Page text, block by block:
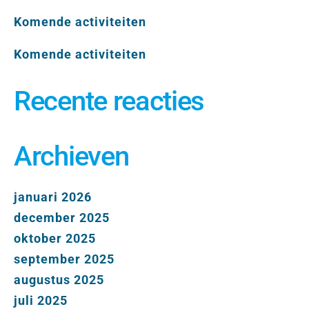
Komende activiteiten
Komende activiteiten
Recente reacties
Archieven
januari 2026
december 2025
oktober 2025
september 2025
augustus 2025
juli 2025